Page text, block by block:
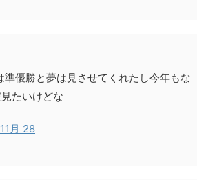
優勝と夢は見させてくれたし今年もな
たいけどな
月 28